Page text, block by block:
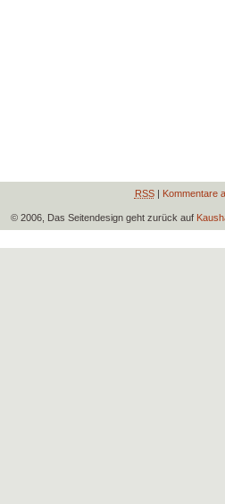
RSS| Kommentare
© 2006, Das Seitendesign geht zurück auf